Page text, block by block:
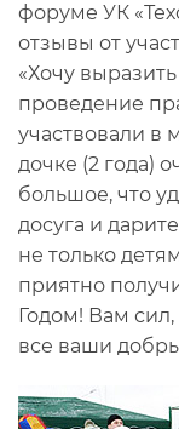
форуме УК
отзывы от
«Хочу
проведение
участвовали в
дочке (2 года)
большое, что
досуга и
не только
приятно
Годом! Вам
все ваши